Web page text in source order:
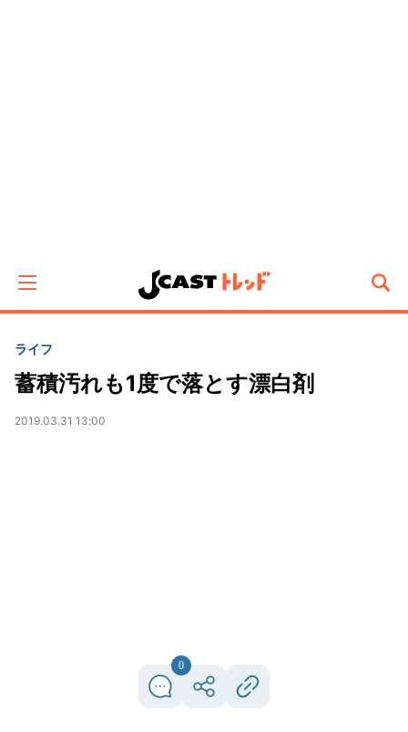
ライフ
蓄積汚れも1度で落とす漂白剤
2019.03.31 13:00
0